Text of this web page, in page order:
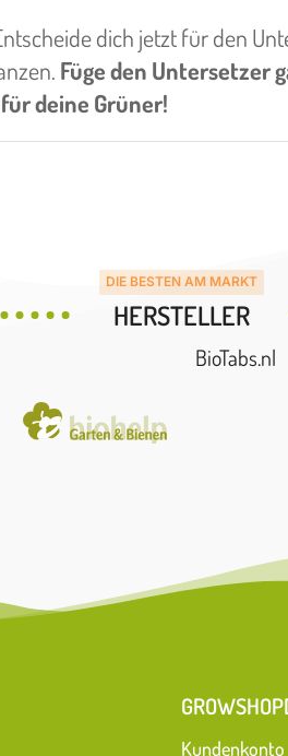
dich jetzt für den
Füge den Untersetzer
deine Grüner!
DIE BESTEN AM MARKT
HERSTELLER
BioTabs.nl
Kundenkonto